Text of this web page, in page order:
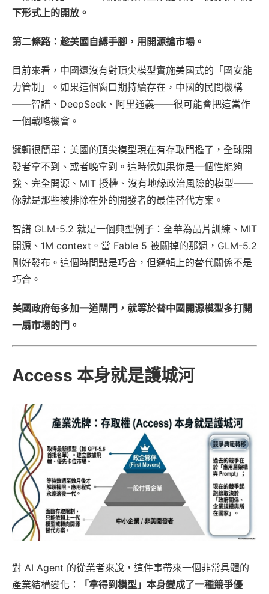
下形式上的開放。
第二條路：趁美國自縛手腳，用開源搶市場。
目前來看，中國還沒有對頂尖模型實施美國式的「國安能
力管制」。如果這個窗口期持續存在，中國的民間機構
——智譜、DeepSeek、阿里通義——很可能會把這當作
一個戰略機會。
邏輯很簡單：美國的頂尖模型現在有存取門檻了，全球開
發者拿不到、或者晚拿到。這時候如果你是一個性能夠
強、完全開源、MIT 授權、沒有地緣政治風險的模型——
你就是那些被排除在外的開發者的最佳替代方案。
智譜 GLM-5.2 就是一個典型例子：全華為晶片訓練、MIT
開源、1M context。當 Fable 5 被關掉的那週，GLM-5.2
剛好發布。這個時間點是巧合，但邏輯上的替代關係不是
巧合。
美國政府每多加一道閘門，就等於替中國開源模型多打開
一扇市場的門。
Access 本身就是護城河
對 AI Agent 的從業者來說，這件事帶來一個非常具體的
產業結構變化：
「拿得到模型」本身變成了一種競爭優